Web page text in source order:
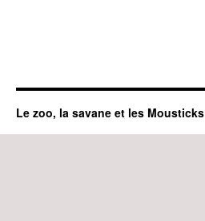
Le zoo, la savane et les Mousticks